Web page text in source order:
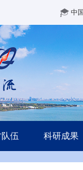
中
队伍 科研成果